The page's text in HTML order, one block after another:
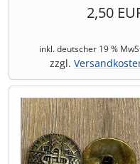
2,50
inkl. deutscher 19 %
zzgl.